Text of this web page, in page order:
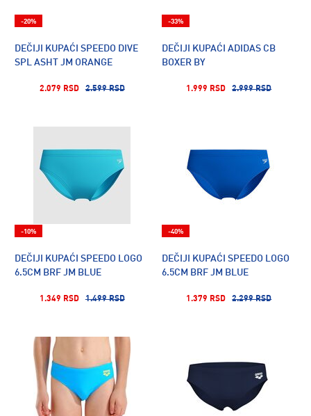
DEČIJI KUPAĆI SPEEDO DIVE
SPL ASHT JM ORANGE
2.079 RSD 2.599 RSD
-20%
DEČIJI KUPAĆI ADIDAS CB
BOXER BY
1.999 RSD 2.999 RSD
-33%
DEČIJI KUPAĆI SPEEDO LOGO
6.5CM BRF JM BLUE
1.349 RSD 1.499 RSD
-10%
DEČIJI KUPAĆI SPEEDO LOGO
6.5CM BRF JM BLUE
1.379 RSD 2.299 RSD
-40%